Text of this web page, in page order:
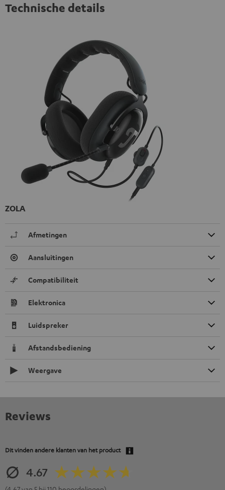
Technische details
ZOLA
Afmetingen
Aansluitingen
Compatibiliteit
Elektronica
Luidspreker
Afstandsbediening
Weergave
Reviews
Dit vinden andere klanten van het product
4.67